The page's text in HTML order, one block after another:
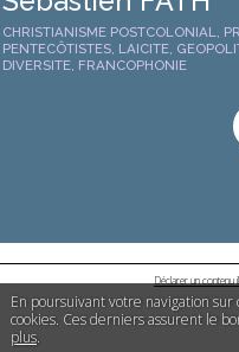
En poursuivant votre navigation
cookies. Ces derniers assurent le
plus.
CHRISTIANISME POSTCOLONIAL,
PENTECÔTISTES, LAICITE,
DIVERSITE, FRANCOPHONIE
Déclarer un contenu